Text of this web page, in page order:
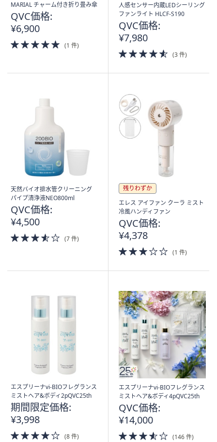
MARIAL チャーム付き折り畳み傘
QVC価格:
¥6,900
5.0
of
(1 件)
人感センサー内蔵LEDシーリング
ファンライト HLCF-S190
QVC価格:
¥7,980
4.5
of
(3 件)
天然バイオ排水管クリーニング
パイプ清浄液NEO800ml
QVC価格:
¥4,500
3.5
of
(7 件)
残りわずか
エレス アイファン クーラ ミスト
冷風ハンディファン
QVC価格:
¥4,378
3.0
of
(1 件)
エスプリーナvi-BIOフレグランス
ミストヘア&ボディ2pQVC25th
期間限定価格:
¥3,998
4.0
(8 件)
エスプリーナvi-BIOフレグランス
ミストヘア&ボディ4pQVC25th
QVC価格:
¥14,000
3.5
(146 件)